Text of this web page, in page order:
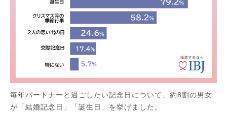
毎年パートナーと過ごしたい記念日について、約8割の男女
が「結婚記念日」「誕生日」を挙げました。